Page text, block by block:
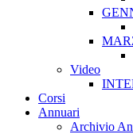
Video
Corsi
Annuari
Archivio